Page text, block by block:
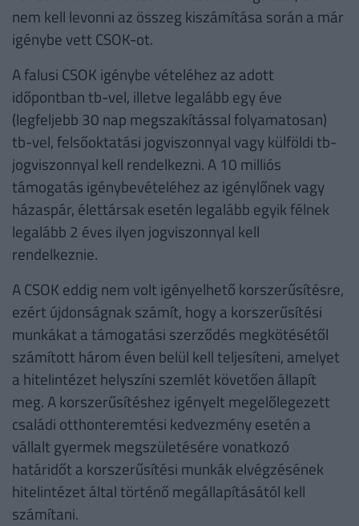
nem kell levonni az összeg kiszámítása során a már
igénybe vett CSOK-ot.
A falusi CSOK igénybe vételéhez az adott
időpontban tb-vel, illetve legalább egy éve
(legfeljebb 30 nap megszakítással folyamatosan)
tb-vel, felsőoktatási jogviszonnyal vagy külföldi tb-
jogviszonnyal kell rendelkezni. A 10 milliós
támogatás igénybevételéhez az igénylőnek vagy
házaspár, élettársak esetén legalább egyik félnek
legalább 2 éves ilyen jogviszonnyal kell
rendelkeznie.
A CSOK eddig nem volt igényelhető korszerűsítésre,
ezért újdonságnak számít, hogy a korszerűsítési
munkákat a támogatási szerződés megkötésétől
számított három éven belül kell teljesíteni, amelyet
a hitelintézet helyszíni szemlét követően állapít
meg. A korszerűsítéshez igényelt megelőlegezett
családi otthonteremtési kedvezmény esetén a
vállalt gyermek megszületésére vonatkozó
határidőt a korszerűsítési munkák elvégzésének
hitelintézet által történő megállapításától kell
számítani.